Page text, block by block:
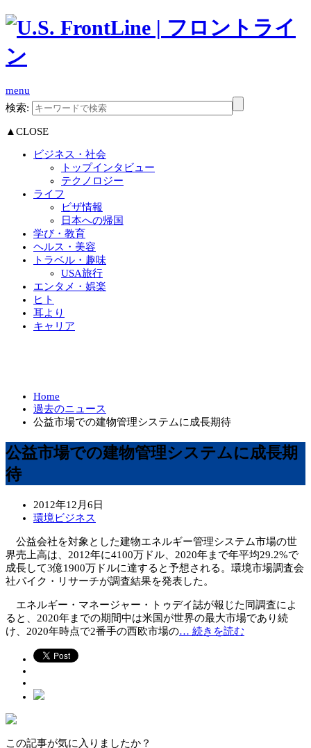
menu
検索:
▲CLOSE
ビジネス・社会
トップインタビュー
テクノロジー
ライフ
ビザ情報
日本への帰国
学び・教育
ヘルス・美容
トラベル・趣味
USA旅行
エンタメ・娯楽
ヒト
耳より
キャリア
Home
過去のニュース
公益市場での建物管理システムに成長期待
公益市場での建物管理システムに成長期
待
2012年12月6日
環境ビジネス
公益会社を対象とした建物エネルギー管理システム市場の世
界売上高は、2012年に4100万ドル、2020年まで年平均29.2%で
成長して3億1900万ドルに達すると予想される。環境市場調査会
社パイク・リサーチが調査結果を発表した。
エネルギー・マネージャー・トゥデイ誌が報じた同調査によ
ると、2020年までの期間中は米国が世界の最大市場であり続
け、2020年時点で2番手の西欧市場の… 続きを読む
この記事が気に入りましたか？